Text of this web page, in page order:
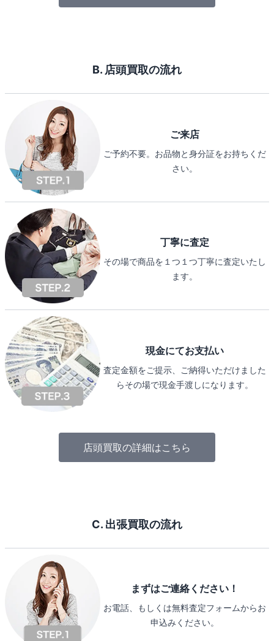
B. 店頭買取の流れ
ご来店
ご予約不要。お品物と身分証をお持ちくだ
さい。
丁寧に査定
その場で商品を１つ１つ丁寧に査定いたし
ます。
現金にてお支払い
査定金額をご提示、ご納得いただけました
らその場で現金手渡しになります。
店頭買取の詳細はこちら
C. 出張買取の流れ
まずはご連絡ください！
お電話、もしくは無料査定フォームからお
申込みください。